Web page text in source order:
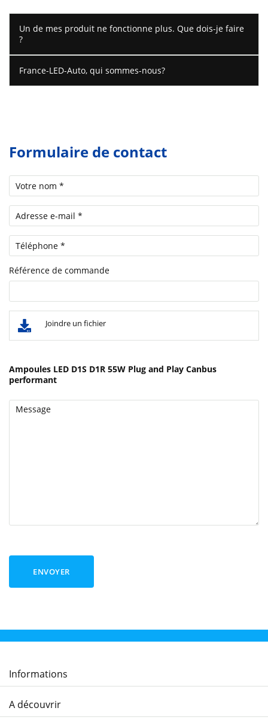
Un de mes produit ne fonctionne plus. Que dois-je faire
?
France-LED-Auto, qui sommes-nous?
Formulaire de contact
Référence de commande
Joindre un fichier
Ampoules LED D1S D1R 55W Plug and Play Canbus
performant
ENVOYER
Informations
A découvrir